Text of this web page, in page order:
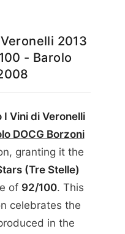
2013
- Barolo
I Vini di Veronelli
DOCG Borzoni
granting it the
(Tre Stelle)
of 92/100. This
celebrates the
in the